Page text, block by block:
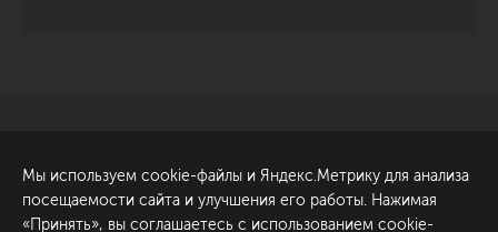
Обсудить проект
ул. Академика Павлова, 6
к1
Мы используем cookie-файлы и Яндекс.Метрику для анализа
посещаемости сайта и улучшения его работы. Нажимая
«Принять», вы соглашаетесь с использованием cookie-